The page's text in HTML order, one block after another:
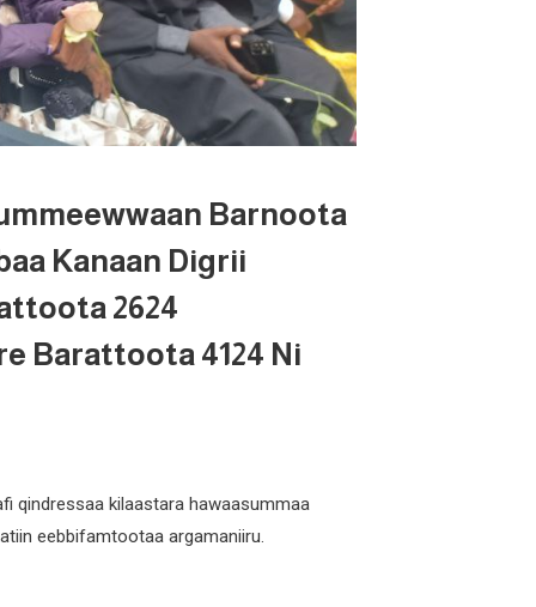
Barnoota
Kanaan Digrii
2624
Barattoota 4124 Ni
qindressaa kilaastara hawaasummaa
eebbifamtootaa argamaniiru.